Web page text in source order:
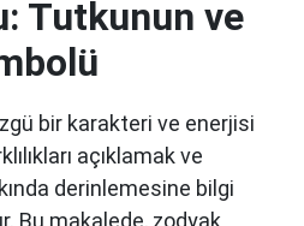
Tutkunun ve
bir karakteri ve enerjisi
açıklamak ve
derinlemesine bilgi